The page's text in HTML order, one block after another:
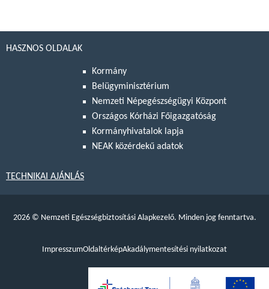
HASZNOS OLDALAK
Kormány
Belügyminisztérium
Nemzeti Népegészségügyi Központ
Országos Kórházi Főigazgatóság
Kormányhivatalok lapja
NEAK közérdekű adatok
TECHNIKAI AJÁNLÁS
2026 © Nemzeti Egészségbiztosítási Alapkezelő. Minden jog fenntartva.
ImpresszumOldaltérképAkadálymentesítési nyilatkozat